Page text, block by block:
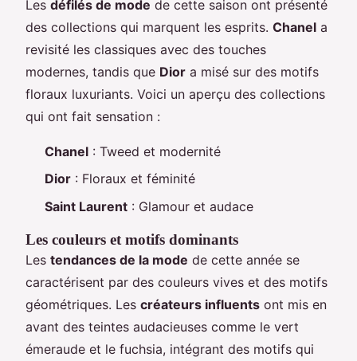
Les défilés de mode de cette saison ont présenté
des collections qui marquent les esprits. Chanel a
revisité les classiques avec des touches
modernes, tandis que Dior a misé sur des motifs
floraux luxuriants. Voici un aperçu des collections
qui ont fait sensation :
Chanel : Tweed et modernité
Dior : Floraux et féminité
Saint Laurent : Glamour et audace
Les couleurs et motifs dominants
Les tendances de la mode de cette année se
caractérisent par des couleurs vives et des motifs
géométriques. Les créateurs influents ont mis en
avant des teintes audacieuses comme le vert
émeraude et le fuchsia, intégrant des motifs qui